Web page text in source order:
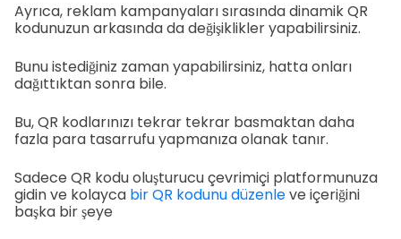
Ayrıca, reklam kampanyaları sırasında dinamik QR
kodunuzun arkasında da değişiklikler yapabilirsiniz.
Bunu istediğiniz zaman yapabilirsiniz, hatta onları
dağıttıktan sonra bile.
Bu, QR kodlarınızı tekrar tekrar basmaktan daha
fazla para tasarrufu yapmanıza olanak tanır.
Sadece QR kodu oluşturucu çevrimiçi platformunuza
gidin ve kolayca bir QR kodunu düzenleve içeriğini
başka bir şeye